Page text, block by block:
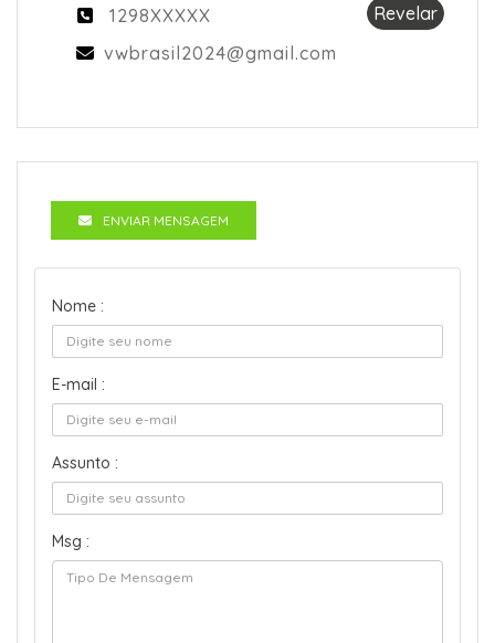
1298XXXXX
Revelar
vwbrasil2024@gmail.com
ENVIAR MENSAGEM
Nome :
E-mail :
Assunto :
Msg :